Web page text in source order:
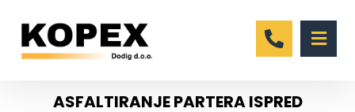
ASFALTIRANJE PARTERA ISPRED